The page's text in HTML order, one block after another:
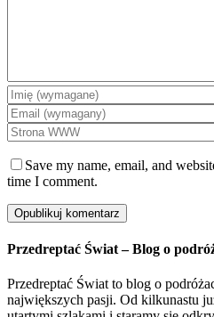
Save my name, email, and
time I comment.
Przedreptać Świat – Blog o
Przedreptać Świat to blog o
największych pasji. Od kilkunastu